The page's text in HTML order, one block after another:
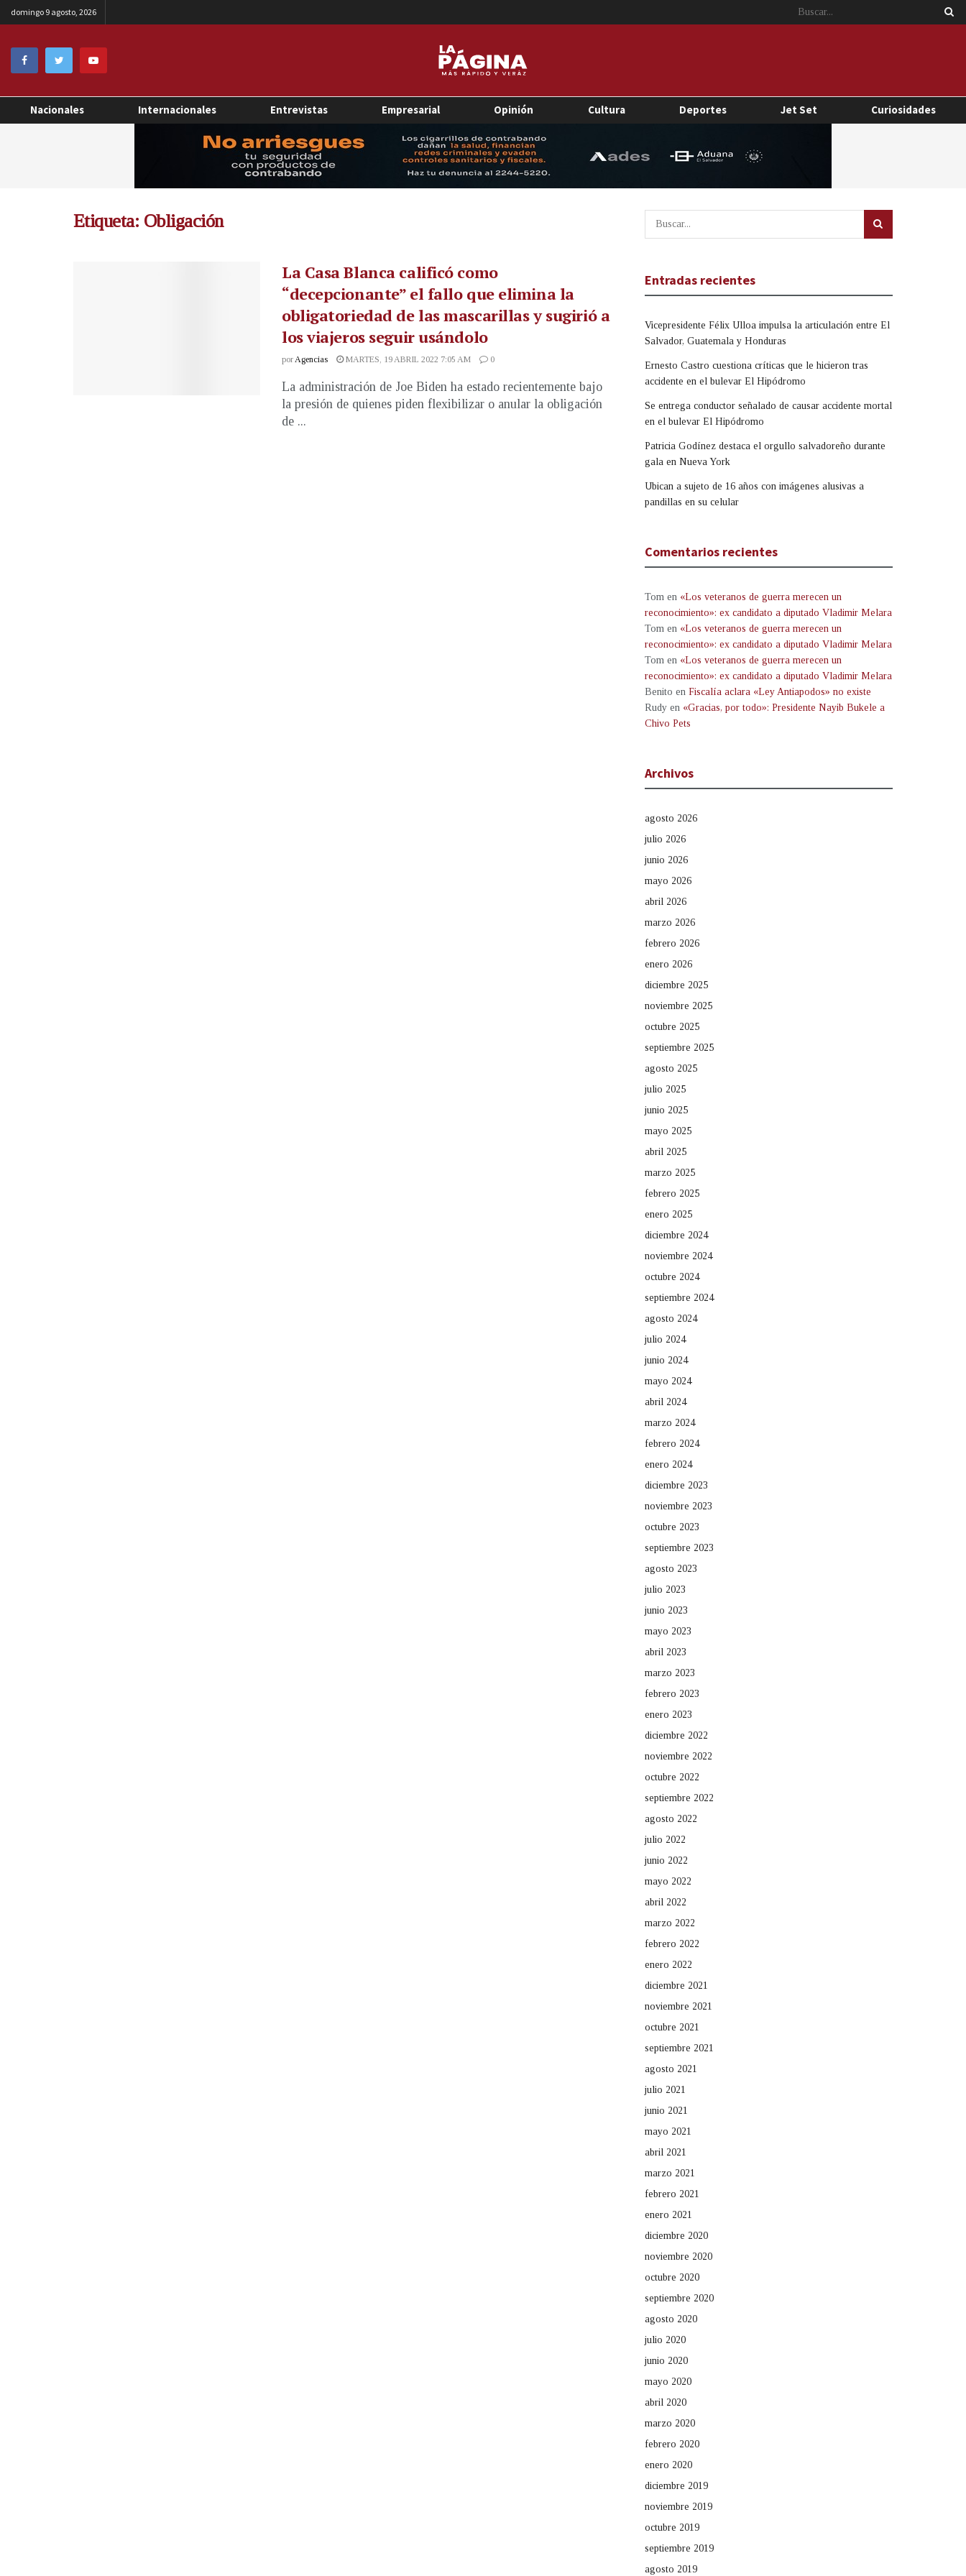
domingo 9 agosto, 2026
Nacionales Internacionales Entrevistas Empresarial Opinión Cultura Deportes Jet Set Curiosidades
Etiqueta: Obligación
La Casa Blanca calificó como
“decepcionante” el fallo que elimina la
obligatoriedad de las mascarillas y sugirió a
los viajeros seguir usándolo
porAgencias MARTES, 19 ABRIL 2022 7:05 AM 0
La administración de Joe Biden ha estado recientemente bajo
la presión de quienes piden flexibilizar o anular la obligación
de ...
Entradas recientes
Vicepresidente Félix Ulloa impulsa la articulación entre El
Salvador, Guatemala y Honduras
Ernesto Castro cuestiona críticas que le hicieron tras
accidente en el bulevar El Hipódromo
Se entrega conductor señalado de causar accidente mortal
en el bulevar El Hipódromo
Patricia Godínez destaca el orgullo salvadoreño durante
gala en Nueva York
Ubican a sujeto de 16 años con imágenes alusivas a
pandillas en su celular
Comentarios recientes
Tom en «Los veteranos de guerra merecen un
reconocimiento»: ex candidato a diputado Vladimir Melara
Tom en «Los veteranos de guerra merecen un
reconocimiento»: ex candidato a diputado Vladimir Melara
Tom en «Los veteranos de guerra merecen un
reconocimiento»: ex candidato a diputado Vladimir Melara
Benito en Fiscalía aclara «Ley Antiapodos» no existe
Rudy en «Gracias, por todo»: Presidente Nayib Bukele a
Chivo Pets
Archivos
agosto 2026
julio 2026
junio 2026
mayo 2026
abril 2026
marzo 2026
febrero 2026
enero 2026
diciembre 2025
noviembre 2025
octubre 2025
septiembre 2025
agosto 2025
julio 2025
junio 2025
mayo 2025
abril 2025
marzo 2025
febrero 2025
enero 2025
diciembre 2024
noviembre 2024
octubre 2024
septiembre 2024
agosto 2024
julio 2024
junio 2024
mayo 2024
abril 2024
marzo 2024
febrero 2024
enero 2024
diciembre 2023
noviembre 2023
octubre 2023
septiembre 2023
agosto 2023
julio 2023
junio 2023
mayo 2023
abril 2023
marzo 2023
febrero 2023
enero 2023
diciembre 2022
noviembre 2022
octubre 2022
septiembre 2022
agosto 2022
julio 2022
junio 2022
mayo 2022
abril 2022
marzo 2022
febrero 2022
enero 2022
diciembre 2021
noviembre 2021
octubre 2021
septiembre 2021
agosto 2021
julio 2021
junio 2021
mayo 2021
abril 2021
marzo 2021
febrero 2021
enero 2021
diciembre 2020
noviembre 2020
octubre 2020
septiembre 2020
agosto 2020
julio 2020
junio 2020
mayo 2020
abril 2020
marzo 2020
febrero 2020
enero 2020
diciembre 2019
noviembre 2019
octubre 2019
septiembre 2019
agosto 2019